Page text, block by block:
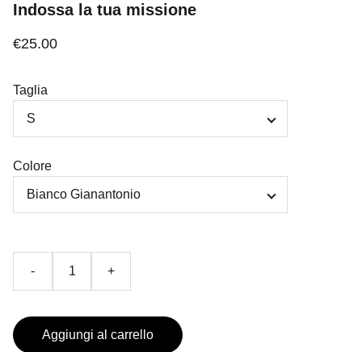
Indossa la tua missione
€25.00
Taglia
Colore
- +
Aggiungi al carrello